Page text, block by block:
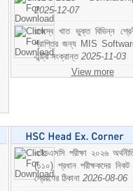
2025-12-07
রাজস্ব খাত ভুক্ত বিভিন্ন
প্রাপ্তির জন্য MIS
এন্ট্রি সংক্রান্ত 2025-11-03
View more
এইচএসসি পরীক্ষা ২০২৬
(১১০) প্রধান পরীক্ষকদের
প্রেরণের ঠিকানা 2026-08-06